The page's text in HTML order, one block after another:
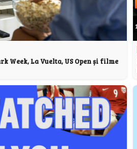
Week, La Vuelta, US Open și filme